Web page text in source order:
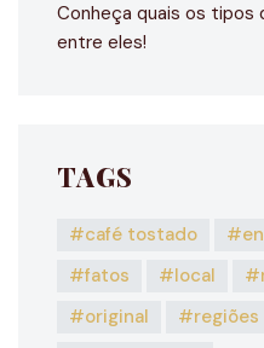
Conheça quais os tipos
entre eles!
TAGS
café tostado
fatos
local
original